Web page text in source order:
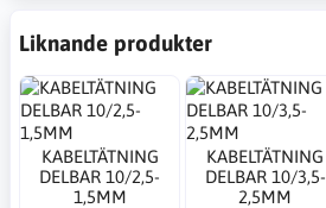
Liknande produkter
KABELTÄTNING
DELBAR 10/2,5-
1,5MM
KABELTÄTNING
DELBAR 10/3,5-
2,5MM